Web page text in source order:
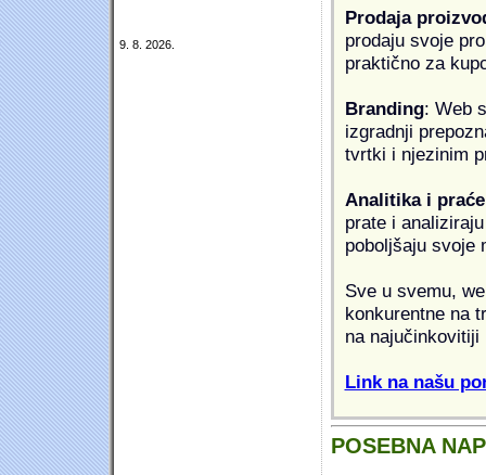
9. 8. 2026.
Prodaja
prodaju svoje
praktično za
Branding: Web
izgradnji
tvrtki i njezinim
Analitika i
prate i
poboljšaju svoje
Sve u svemu,
konkurentne na
na najučinkovitiji
Link na našu
POSEBNA